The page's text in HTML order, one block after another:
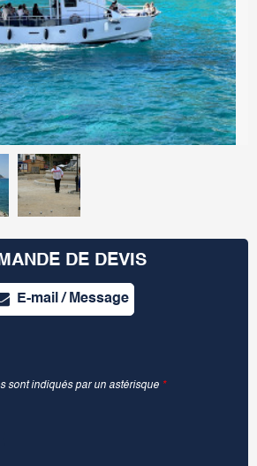
DE DEVIS
E-mail / Message
sont indiqués par un astérisque *